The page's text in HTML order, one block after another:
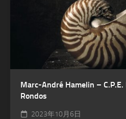
Marc-André Hamelin –
Rondos
2023年10月6日